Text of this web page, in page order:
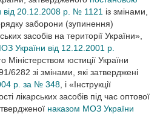
від 20.12.2008 р. № 1121 із змінами,
заборони (зупинення)
засобів на території України»,
України від 12.12.2001 р.
Міністерством юстиції України
6282 зі змінами, які затверджені
р. за № 348 , і «Інструкції
лікарських засобів під час оптової
наказом МОЗ України